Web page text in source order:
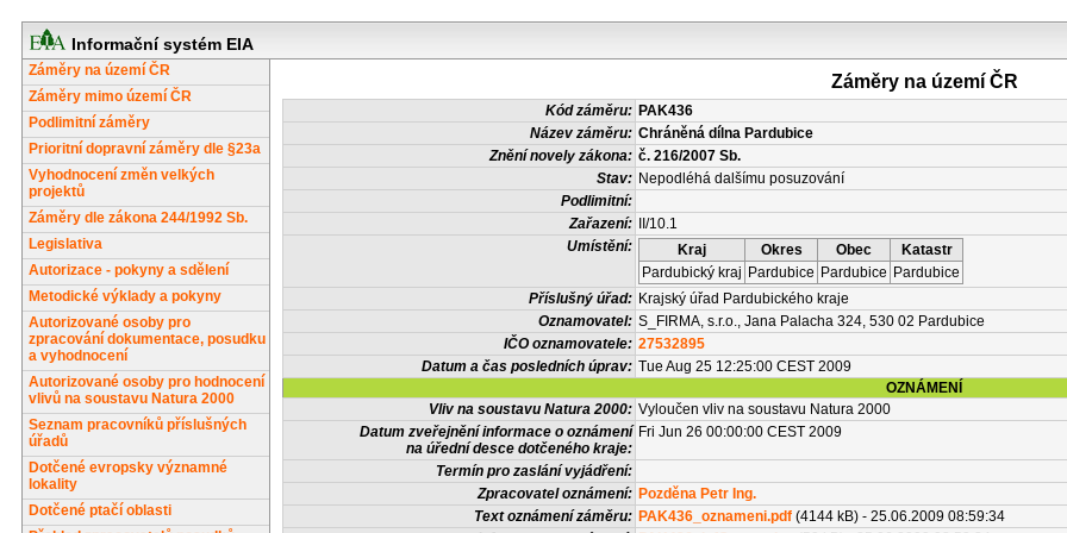
Informační systém EIA
Záměry na území ČR
Záměry mimo území ČR
Podlimitní záměry
Prioritní dopravní záměry dle §23a
Vyhodnocení změn velkých
projektů
Záměry dle zákona 244/1992 Sb.
Legislativa
Autorizace - pokyny a sdělení
Metodické výklady a pokyny
Autorizované osoby pro
zpracování dokumentace, posudku
a vyhodnocení
Autorizované osoby pro hodnocení
vlivů na soustavu Natura 2000
Seznam pracovníků příslušných
úřadů
Dotčené evropsky významné
lokality
Dotčené ptačí oblasti
Záměry na území ČR
Kód záměru: PAK436
Název záměru: Chráněná dílna Pardubice
Znění novely zákona: č. 216/2007 Sb.
Stav: Nepodléhá dalšímu posuzování
Podlimitní:
Zařazení:
II/10.1
Umístění:
Kraj Okres Obec
Katastr
Pardubický kraj Pardubice Pardubice Pardubice
Příslušný úřad: Krajský úřad Pardubického kraje
Oznamovatel: S_FIRMA, s.r.o., Jana Palacha 324, 530 02 Pardubice
IČO oznamovatele: 27532895
Datum a čas posledních úprav: Tue Aug 25 12:25:00 CEST 2009
OZNÁMENÍ
Vliv na soustavu Natura 2000: Vyloučen vliv na soustavu Natura 2000
Datum zveřejnění informace o oznámení
na úřední desce dotčeného kraje:
Fri Jun 26 00:00:00 CEST 2009
Termín pro zaslání vyjádření:
Zpracovatel oznámení: Pozděna Petr Ing.
Text oznámení záměru: PAK436_oznameni.pdf (4144 kB) - 25.06.2009 08:59:34